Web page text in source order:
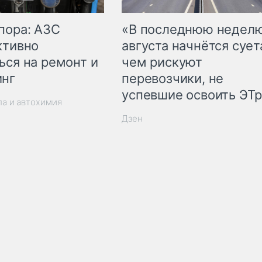
АЗС
на ремонт и
и автохимия
«В последнюю
августа начнётся
чем рискуют
перевозчики, не
успевшие освоить
Дзен